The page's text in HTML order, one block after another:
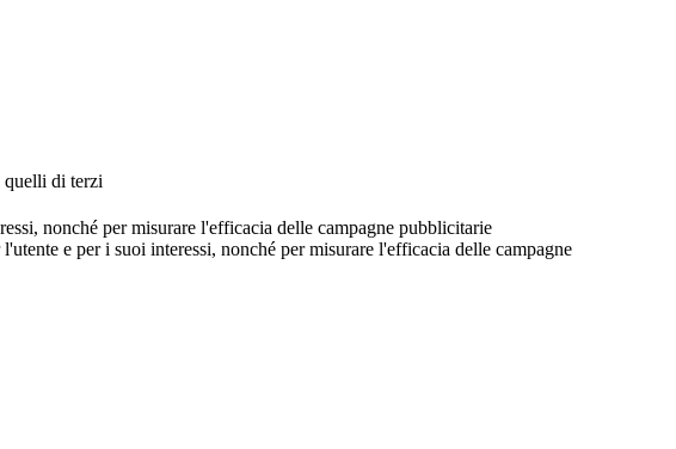
quelli di terzi
nonché per misurare l'efficacia delle campagne pubblicitarie
e per i suoi interessi, nonché per misurare l'efficacia delle campagne